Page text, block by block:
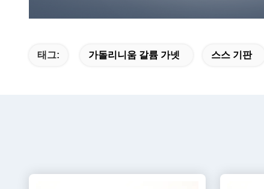
태그: 가돌리니움 갈륨 가넷 스스 기판